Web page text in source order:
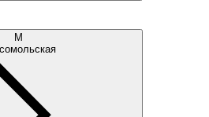
М